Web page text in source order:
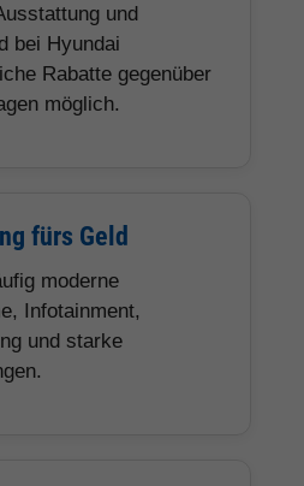
und
bei Hyundai
Rabatte gegenüber
möglich.
fürs Geld
moderne
Infotainment,
und starke